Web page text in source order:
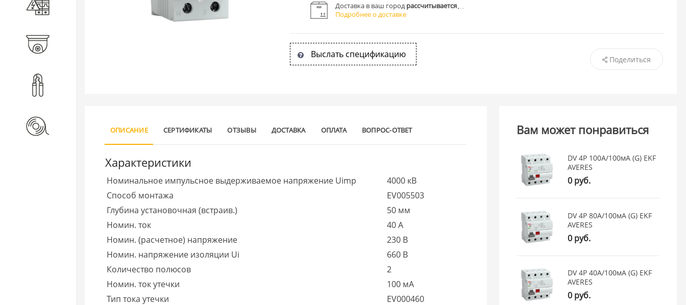
Расходные материалы
Доставка в ваш городрассчитывается
Подробнее о доставке
Выслать спецификацию Поделиться
ОПИСАНИЕ СЕРТИФИКАТЫ ОТЗЫВЫ ДОСТАВКА ОПЛАТА ВОПРОС-ОТВЕТ
Характеристики
Номинальное импульсное выдерживаемое напряжение Uimp
4000 кВ
Способ монтажа
EV005503
Глубина установочная (встраив.)
50 мм
Номин. ток
40 А
Номин. (расчетное) напряжение
230 В
Номин. напряжение изоляции Ui
660 В
Количество полюсов
2
Номин. ток утечки
100 мА
Тип тока утечки
EV000460
Вам может понравиться
DV 4P 100А/100мА (G) EKF
AVERES
0 руб.
DV 4P 80А/100мА (G) EKF
AVERES
0 руб.
DV 4P 40А/100мА (G) EKF
AVERES
0 руб.